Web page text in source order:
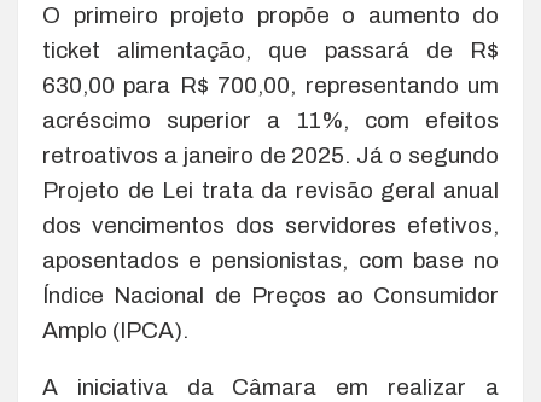
O primeiro projeto propõe o aumento do
ticket alimentação, que passará de R$
630,00 para R$ 700,00, representando um
acréscimo superior a 11%, com efeitos
retroativos a janeiro de 2025. Já o segundo
Projeto de Lei trata da revisão geral anual
dos vencimentos dos servidores efetivos,
aposentados e pensionistas, com base no
Índice Nacional de Preços ao Consumidor
Amplo (IPCA).
A iniciativa da Câmara em realizar a